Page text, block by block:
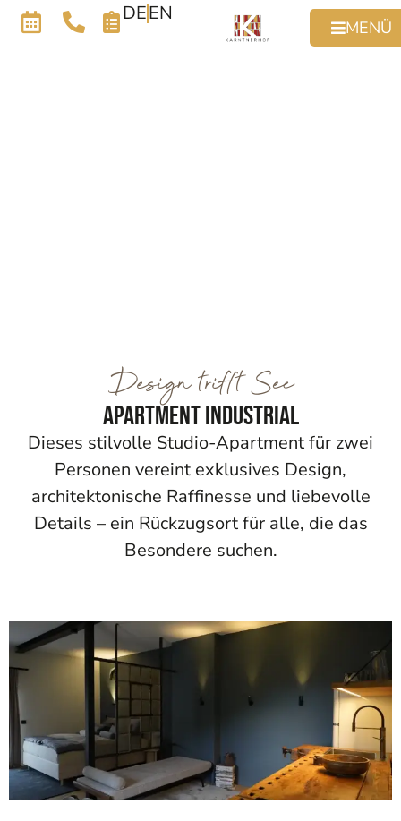
DEEN
MENÜ
Design trifft See
Apartment Industrial
Dieses stilvolle Studio-Apartment für zwei
Personen vereint exklusives Design,
architektonische Raffinesse und liebevolle
Details – ein Rückzugsort für alle, die das
Besondere suchen.